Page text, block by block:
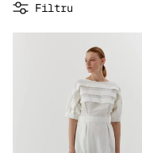
Filtru